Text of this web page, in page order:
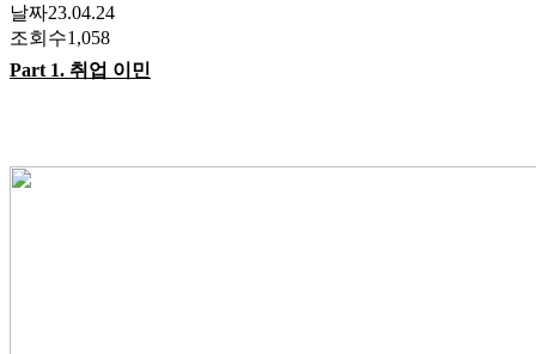
날짜23.04.24
조회수1,058
Part 1. 취업 이민